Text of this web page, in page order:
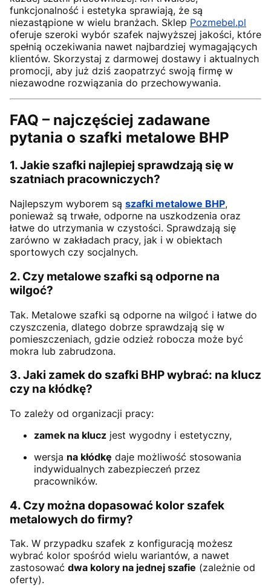
funkcjonalność i estetyka sprawiają, że są
niezastąpione w wielu branżach. Sklep Pozmebel.pl
oferuje szeroki wybór szafek najwyższej jakości, które
spełnią oczekiwania nawet najbardziej wymagających
klientów. Skorzystaj z darmowej dostawy i aktualnych
promocji, aby już dziś zaopatrzyć swoją firmę w
niezawodne rozwiązania do przechowywania.
FAQ – najczęściej zadawane
pytania o szafki metalowe BHP
1. Jakie szafki najlepiej sprawdzają się w
szatniach pracowniczych?
Najlepszym wyborem są szafki metalowe BHP,
ponieważ są trwałe, odporne na uszkodzenia oraz
łatwe do utrzymania w czystości. Sprawdzają się
zarówno w zakładach pracy, jak i w obiektach
sportowych czy socjalnych.
2. Czy metalowe szafki są odporne na
wilgoć?
Tak. Metalowe szafki są odporne na wilgoć i łatwe do
czyszczenia, dlatego dobrze sprawdzają się w
pomieszczeniach, gdzie odzież robocza może być
mokra lub zabrudzona.
3. Jaki zamek do szafki BHP wybrać: na klucz
czy na kłódkę?
To zależy od organizacji pracy:
zamek na klucz jest wygodny i estetyczny,
wersja na kłódkę daje możliwość stosowania
indywidualnych zabezpieczeń przez
pracowników.
4. Czy można dopasować kolor szafek
metalowych do firmy?
Tak. W przypadku szafek z konfiguracją możesz
wybrać kolor spośród wielu wariantów, a nawet
zastosować dwa kolory na jednej szafie (zależnie od
oferty).